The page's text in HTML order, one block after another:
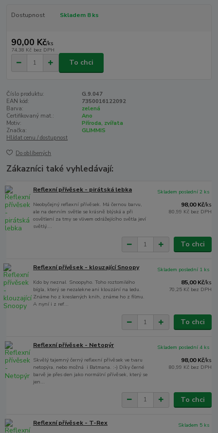
Dostupnost Skladem 8 ks
90,00 Kč/ks
74,38 Kč bez DPH
To chci
Číslo produktu:
G.9.047
EAN kód:
7350016122092
Barva:
zelená
Certifikovaný mat.:
Ano
Motiv:
Příroda, zvířata
Značka:
GLIMMIS
Hlídat cenu / dostupnost
Do oblíbených
Zákazníci také vyhledávají:
Reflexní přívěsek - pirátská lebka
Neobyčejný reflexní přívěsek. Má černou barvu,
ale na denním světle se krásně blýská a při
osvětlení za tmy se vlivem odrážejícího světla jeví
světlý....
98,00 Kč/ks
80,99 Kč bez DPH
Skladem poslední 2 ks
To chci
Reflexní přívěsek - klouzající Snoopy
Kdo by neznal Snoopyho. Toho roztomilého
bígla, který se nezalekne ani klouzání na ledu.
Známe ho z kreslených knih, známe ho z filmu.
A nyní i z ref...
85,00 Kč/ks
70,25 Kč bez DPH
Skladem poslední 1 ks
To chci
Reflexní přívěsek - Netopýr
Skvělý tajemný černý reflexní přívěsek ve tvaru
netopýra, nebo možná i Batmana. :-) Díky černé
barvě je přes den jako normální přívěsek, který se
jen...
98,00 Kč/ks
80,99 Kč bez DPH
Skladem poslední 4 ks
To chci
Reflexní přívěsek - T-Rex Skladem 5 ks